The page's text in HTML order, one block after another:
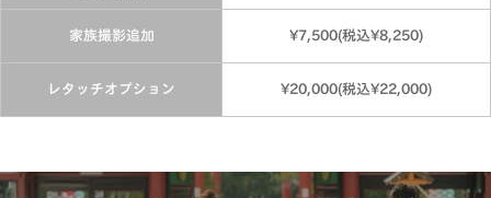
家族撮影追加 ¥7,500(税込¥8,250)
レタッチオプション ¥20,000(税込¥22,000)